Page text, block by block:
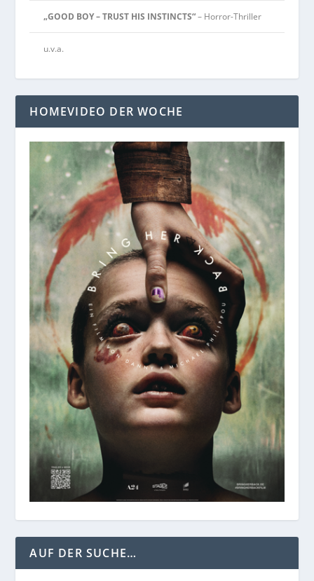
„GOOD BOY – TRUST HIS INSTINCTS“– Horror-Thriller
u.v.a.
HOMEVIDEO DER WOCHE
AUF DER SUCHE…